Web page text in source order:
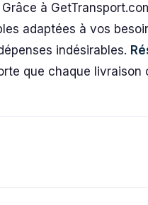
à
adaptées à vos
indésirables.
que chaque livraison